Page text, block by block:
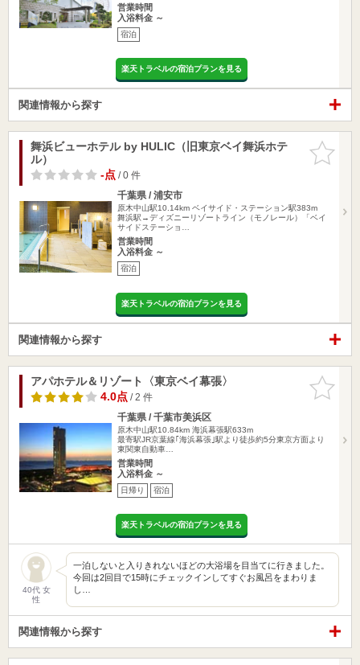
営業時間
入浴料金 ～
宿泊
楽天トラベルの宿泊プランを見る
関連情報から探す
お気に入
りに追加
舞浜ビューホテル by HULIC（旧東京ベイ舞浜ホテ
ル）
-点/ 0 件
千葉県 / 浦安市
原木中山駅10.14km ベイサイド・ステーション駅383m
舞浜駅→ディズニーリゾートライン（モノレール）「ベイ
サイドステーショ…
営業時間
入浴料金 ～
宿泊
楽天トラベルの宿泊プランを見る
関連情報から探す
お気に入
りに追加
アパホテル＆リゾート〈東京ベイ幕張〉
4.0点/ 2 件
千葉県 / 千葉市美浜区
原木中山駅10.84km 海浜幕張駅633m
最寄駅JR京葉線｢海浜幕張｣駅より徒歩約5分東京方面より
東関東自動車…
営業時間
入浴料金 ～
日帰り 宿泊
楽天トラベルの宿泊プランを見る
40代 女
性
一泊しないと入りきれないほどの大浴場を目当てに行きました。
今回は2回目で15時にチェックインしてすぐお風呂をまわりま
し…
関連情報から探す